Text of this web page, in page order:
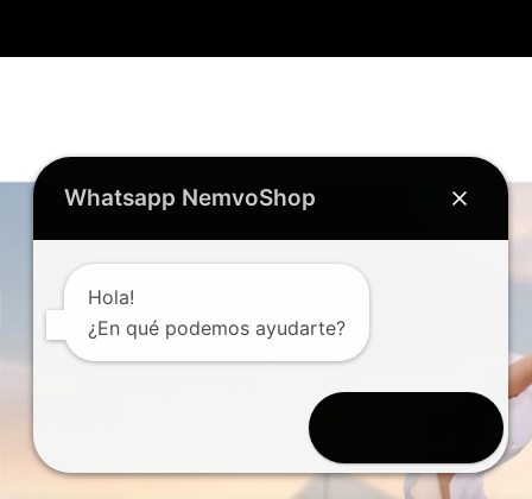
Whatsapp NemvoShop
Hola!
¿En qué podemos ayudarte?